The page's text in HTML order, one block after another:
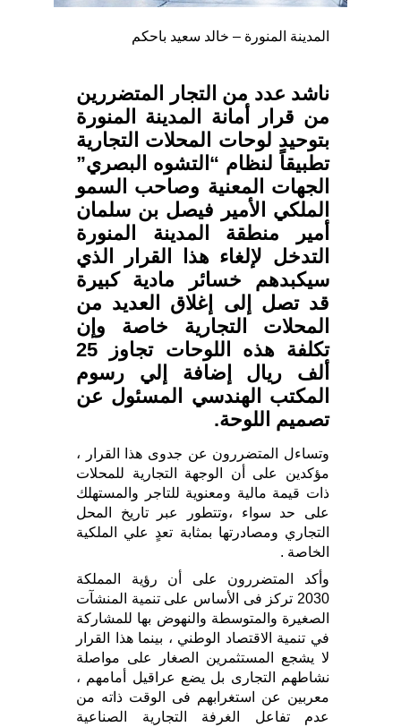
المدينة المنورة – خالد سعيد باحكم
ناشد عدد من التجار المتضررين
من قرار أمانة المدينة المنورة
بتوحيد لوحات المحلات التجارية
تطبيقاً لنظام “التشوه البصري”
الجهات المعنية وصاحب السمو
الملكي الأمير فيصل بن سلمان
أمير منطقة المدينة المنورة
التدخل لإلغاء هذا القرار الذي
سيكبدهم خسائر مادية كبيرة
قد تصل إلى إغلاق العديد من
المحلات التجارية خاصة وإن
تكلفة هذه اللوحات تجاوز 25
ألف ريال إضافة إلي رسوم
المكتب الهندسي المسئول عن
تصميم اللوحة.
وتساءل المتضررون عن جدوى هذا القرار ،
مؤكدين على أن الوجهة التجارية للمحلات
ذات قيمة مالية ومعنوية للتاجر والمستهلك
على حد سواء ،وتتطور عبر تاريخ المحل
التجاري ومصادرتها بمثابة تعدٍ علي الملكية
الخاصة .
وأكد المتضررون على أن رؤية المملكة
2030 تركز فى الأساس على تنمية المنشآت
الصغيرة والمتوسطة والنهوض بها للمشاركة
في تنمية الاقتصاد الوطني ، بينما هذا القرار
لا يشجع المستثمرين الصغار على مواصلة
نشاطهم التجارى بل يضع عراقيل أمامهم ،
معربين عن استغرابهم فى الوقت ذاته من
عدم تفاعل الغرفة التجارية الصناعية